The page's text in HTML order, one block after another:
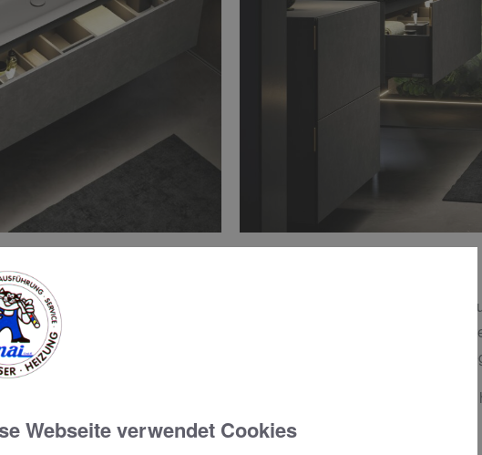
mit Design-Highlights
sich der Waschtischunterbau mit Glasablage als Highlight der Serie
eines Waschtischunterbaus und der Hingucker in der
optisch stehend wertet es das Badezimmer mit seiner puristischen
und ein verspiegeltes Regal mit seitlichen Fächern komplettieren die
Webseite verwendet Cookies